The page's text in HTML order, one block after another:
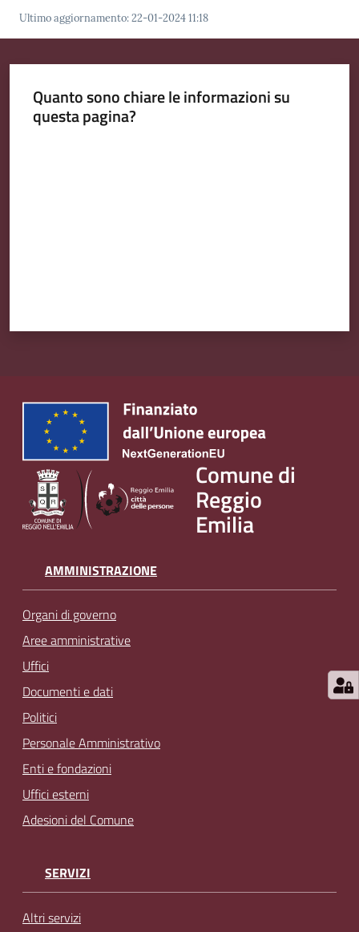
n
t
Seguici
Ultimo aggiornamento:22-01-2024 11:18
Quanto sono chiare le informazioni su
questa pagina?
Comune di
Reggio
Emilia
AMMINISTRAZIONE
Organi di governo
Aree amministrative
Uffici
Documenti e dati
Politici
Personale Amministrativo
Enti e fondazioni
Uffici esterni
Adesioni del Comune
SERVIZI
Altri servizi